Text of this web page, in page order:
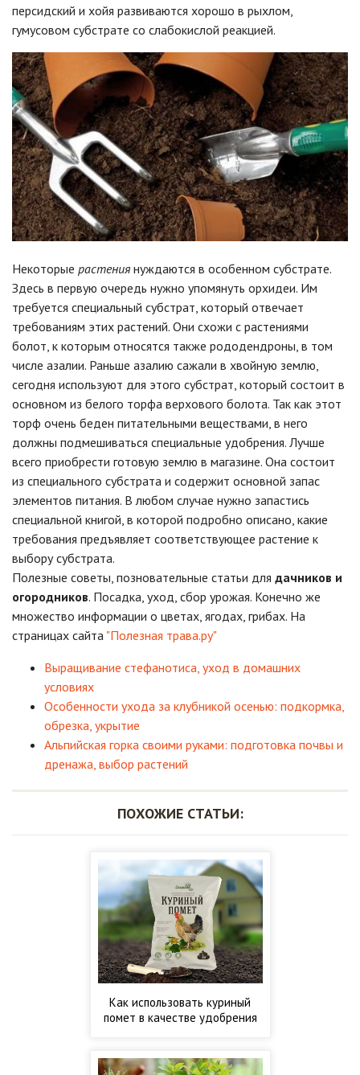
персидский и хойя развиваются хорошо в рыхлом,
гумусовом субстрате со слабокислой реакцией.
Некоторые растениянуждаются в особенном субстрате.
Здесь в первую очередь нужно упомянуть орхидеи. Им
требуется специальный субстрат, который отвечает
требованиям этих растений. Они схожи с растениями
болот, к которым относятся также рододендроны, в том
числе азалии. Раньше азалию сажали в хвойную землю,
сегодня используют для этого субстрат, который состоит в
основном из белого торфа верхового болота. Так как этот
торф очень беден питательными веществами, в него
должны подмешиваться специальные удобрения. Лучше
всего приобрести готовую землю в магазине. Она состоит
из специального субстрата и содержит основной запас
элементов питания. В любом случае нужно запастись
специальной книгой, в которой подробно описано, какие
требования предъявляет соответствующее растение к
выбору субстрата.
Полезные советы, позновательные статьи для дачников и
огородников. Посадка, уход, сбор урожая. Конечно же
множество информации о цветах, ягодах, грибах. На
страницах сайта "Полезная трава.ру"
Выращивание стефанотиса, уход в домашних
условиях
Особенности ухода за клубникой осенью: подкормка,
обрезка, укрытие
Альпийская горка своими руками: подготовка почвы и
дренажа, выбор растений
ПОХОЖИЕ СТАТЬИ:
Как использовать куриный
помет в качестве удобрения